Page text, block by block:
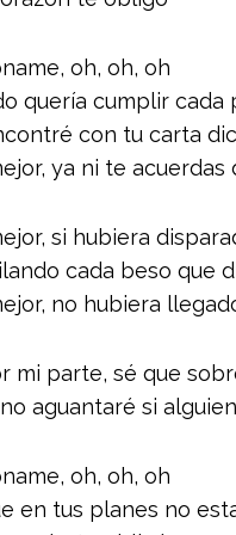
oh, oh, oh
quería cumplir cada
con tu carta
ya ni te acuerdas
si hubiera
cada beso que
no hubiera
mi parte, sé que
aguantaré si
oh, oh, oh
en tus planes no